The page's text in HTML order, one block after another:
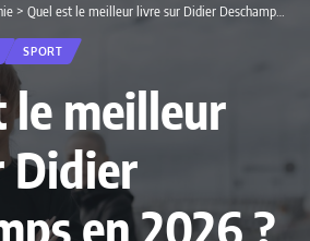
> Quel est le meilleur livre sur Didier Deschamps en 2026 ? Découvrez nos 2 sélections
SPORT
le meilleur
Didier
en 2026 ?